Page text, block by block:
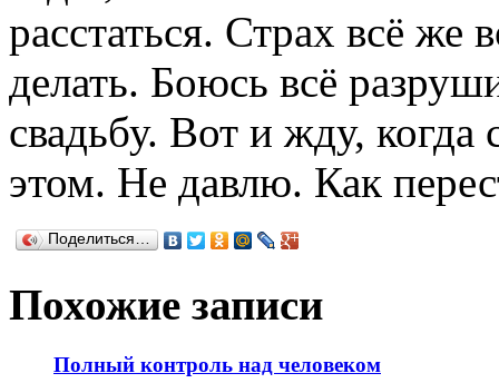
расстаться. Страх всё же
делать. Боюсь всё
свадьбу. Вот и жду,
этом. Не давлю. Как
Поделиться…
Похожие записи
Полный контроль над человеком